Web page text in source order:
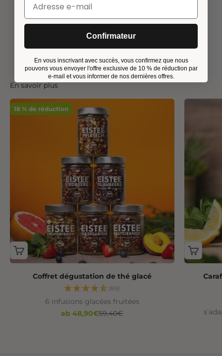
En savoir plus
18 % de réduction
Coffret dégustation de thé glacé
(89)
6 infusions glacées fruitées
Angebot
ab 48,90€Regulärer Preis
59,40€
Confirmateur
En vous inscrivant avec succès, vous confirmez que nous
pouvons vous envoyer l'offre exclusive de 10 % de réduction par
e-mail et vous informer de nos dernières offres.